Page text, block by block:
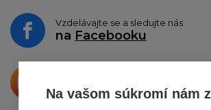
Na vašom súkromí nám
Vzdelávajte se a sledujte nás
na Facebooku
o zdieľanie na